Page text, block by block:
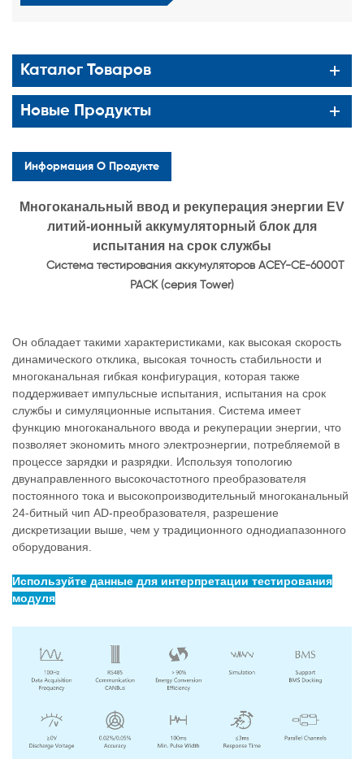
Каталог Товаров
Новые Продукты
Информация О Продукте
Многоканальный ввод и рекуперация энергии EV
литий-ионный аккумуляторный блок для
испытания на срок службы
Система тестирования аккумуляторов ACEY-CE-6000T
PACK (серия Tower)
Он обладает такими характеристиками, как высокая скорость
динамического отклика, высокая точность стабильности и
многоканальная гибкая конфигурация, которая также
поддерживает импульсные испытания, испытания на срок
службы и симуляционные испытания. Система имеет
функцию многоканального ввода и рекуперации энергии, что
позволяет экономить много электроэнергии, потребляемой в
процессе зарядки и разрядки. Используя топологию
двунаправленного высокочастотного преобразователя
постоянного тока и высокопроизводительный многоканальный
24-битный чип AD-преобразователя, разрешение
дискретизации выше, чем у традиционного однодиапазонного
оборудования.
Используйте данные для интерпретации тестирования
модуля